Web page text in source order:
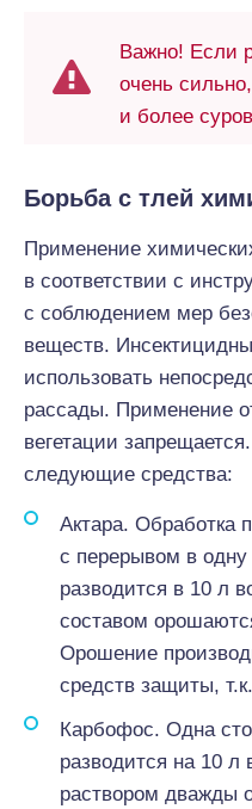
Важно! Если
очень
и более
Борьба с тлей
Применение
в соответствии с
с соблюдением мер
веществ.
использовать
рассады. Применение
вегетации
следующие средства:
Актара. Обработка
с перерывом в
разводится в 10 л
составом
Орошение
средств защиты,
Карбофос. Одна
разводится на 10
раствором дважды